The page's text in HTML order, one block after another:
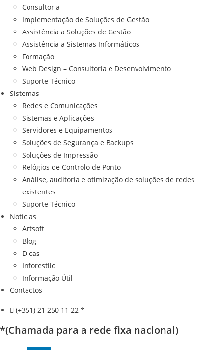
Consultoria
Implementação de Soluções de Gestão
Assistência a Soluções de Gestão
Assistência a Sistemas Informáticos
Formação
Web Design – Consultoria e Desenvolvimento
Suporte Técnico
Sistemas
Redes e Comunicações
Sistemas e Aplicações
Servidores e Equipamentos
Soluções de Segurança e Backups
Soluções de Impressão
Relógios de Controlo de Ponto
Análise, auditoria e otimização de soluções de redes
existentes
Suporte Técnico
Notícias
Artsoft
Blog
Dicas
Inforestilo
Informação Útil
Contactos
(+351) 21 250 11 22 *
*(Chamada para a rede fixa nacional)